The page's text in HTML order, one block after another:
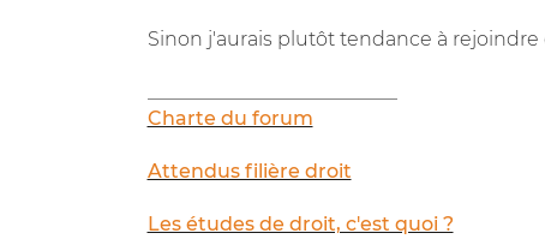
Sinon j'aurais plutôt tendance à rejoindre
Charte du forum
Attendus filière droit
Les études de droit, c'est quoi ?